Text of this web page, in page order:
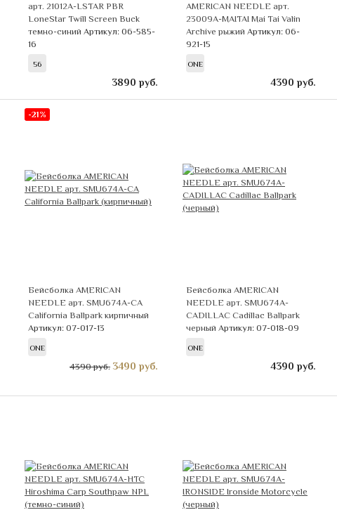
арт. 21012A-LSTAR PBR
LoneStar Twill Screen Buck
темно-синий Артикул: 06-585-
16
56
3890 руб.
AMERICAN NEEDLE арт.
23009A-MAITAI Mai Tai Valin
Archive рыжий Артикул: 06-
921-15
ONE
4390 руб.
-21%
Бейсболка AMERICAN
NEEDLE арт. SMU674A-CA
California Ballpark кирпичный
Артикул: 07-017-13
ONE
4390 руб. 3490 руб.
Бейсболка AMERICAN
NEEDLE арт. SMU674A-
CADILLAC Cadillac Ballpark
черный Артикул: 07-018-09
ONE
4390 руб.